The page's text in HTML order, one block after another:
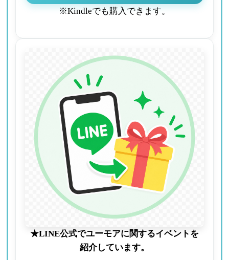
※Kindleでも購入できます。
★LINE公式でユーモアに関するイベントを
紹介しています。